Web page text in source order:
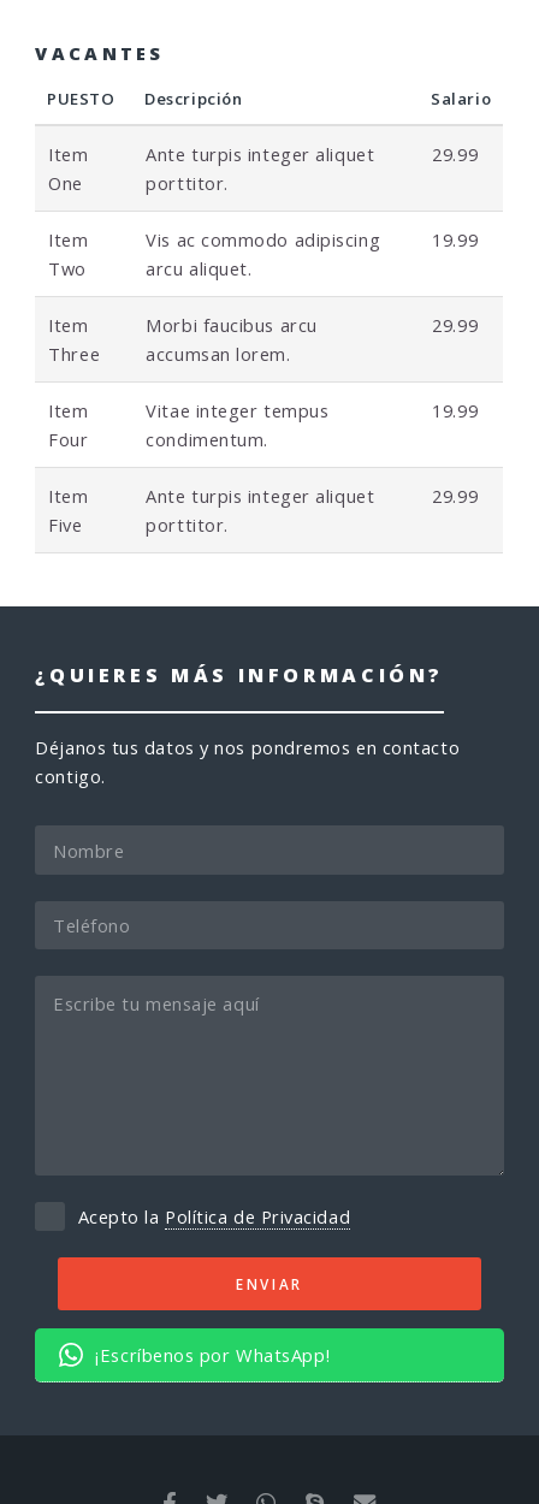
VACANTES
PUESTO Descripción Salario
Item
One
Ante turpis integer aliquet
porttitor.
29.99
Item
Two
Vis ac commodo adipiscing
arcu aliquet.
19.99
Item
Three
Morbi faucibus arcu
accumsan lorem.
29.99
Item
Four
Vitae integer tempus
condimentum.
19.99
Item
Five
Ante turpis integer aliquet
porttitor.
29.99
¿QUIERES MÁS INFORMACIÓN?
Déjanos tus datos y nos pondremos en contacto
contigo.
Acepto la Política de Privacidad
¡Escríbenos por WhatsApp!